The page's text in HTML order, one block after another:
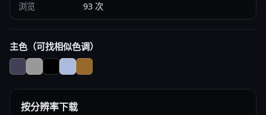
浏览 93 次
主色（可找相似色调）
按分辨率下载